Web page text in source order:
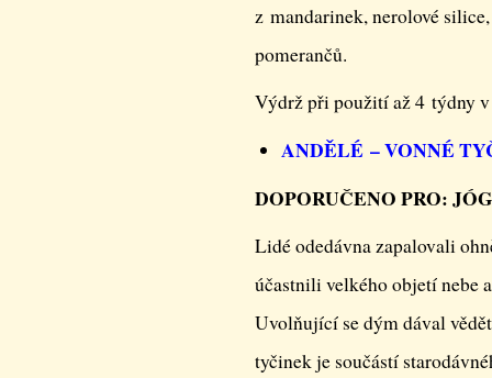
z mandarinek, nerolové
pomerančů.
Výdrž při použití až 4 týdny
ANDĚLÉ – VONNÉ
DOPORUČENO PRO:
Lidé odedávna zapalovali
účastnili velkého objetí nebe
Uvolňující se dým dával
tyčinek je součástí